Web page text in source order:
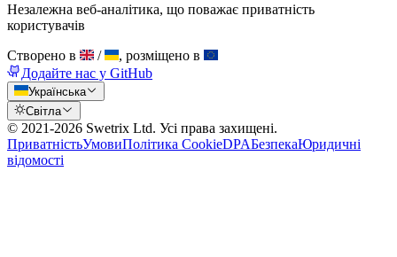
Незалежна веб-аналітика, що поважає приватність
користувачів
Створено в
/
, розміщено в
Додайте нас у GitHub
Українська
Світла
© 2021-2026 Swetrix Ltd. Усі права захищені.
ПриватністьУмовиПолітика CookieDPAБезпекаЮридичні
відомості